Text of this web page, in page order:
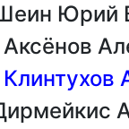
Юрий